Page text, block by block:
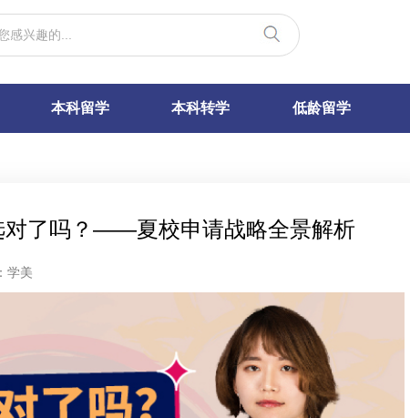
本科留学 本科转学 低龄留学
对了吗？——夏校申请战略全景解析
学美